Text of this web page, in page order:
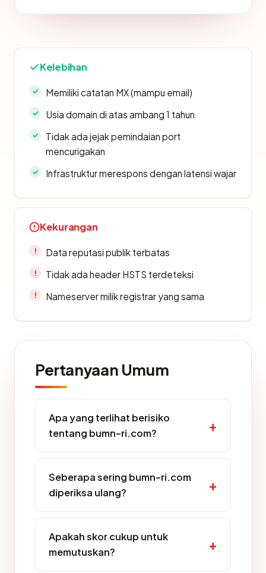
Kelebihan
Memiliki catatan MX (mampu email)
Usia domain di atas ambang 1 tahun
Tidak ada jejak pemindaian port
mencurigakan
Infrastruktur merespons dengan latensi wajar
Kekurangan
Data reputasi publik terbatas
Tidak ada header HSTS terdeteksi
Nameserver milik registrar yang sama
Pertanyaan Umum
Apa yang terlihat berisiko
tentang bumn-ri.com?
Seberapa sering bumn-ri.com
diperiksa ulang?
Apakah skor cukup untuk
memutuskan?